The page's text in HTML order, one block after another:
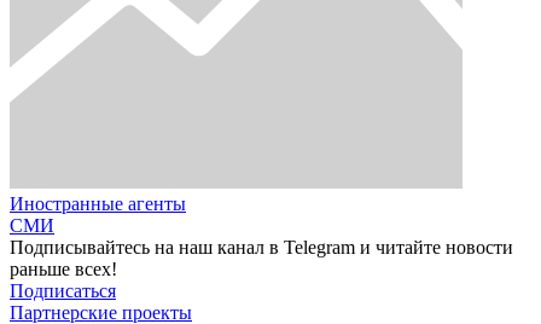
Иностранные агенты
СМИ
Подписывайтесь на наш канал в Telegram и читайте новости
раньше всех!
Подписаться
Партнерские проекты